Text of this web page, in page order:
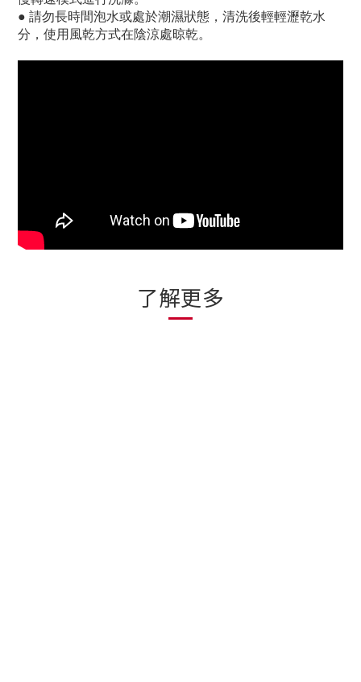
● 請勿長時間泡水或處於潮濕狀態，清洗後輕輕瀝乾水
分，使用風乾方式在陰涼處晾乾。
了解更多